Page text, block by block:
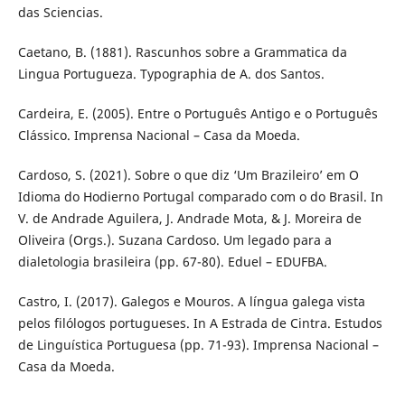
das Sciencias.
Caetano, B. (1881). Rascunhos sobre a Grammatica da
Lingua Portugueza. Typographia de A. dos Santos.
Cardeira, E. (2005). Entre o Português Antigo e o Português
Clássico. Imprensa Nacional – Casa da Moeda.
Cardoso, S. (2021). Sobre o que diz ‘Um Brazileiro’ em O
Idioma do Hodierno Portugal comparado com o do Brasil. In
V. de Andrade Aguilera, J. Andrade Mota, & J. Moreira de
Oliveira (Orgs.). Suzana Cardoso. Um legado para a
dialetologia brasileira (pp. 67-80). Eduel – EDUFBA.
Castro, I. (2017). Galegos e Mouros. A língua galega vista
pelos filólogos portugueses. In A Estrada de Cintra. Estudos
de Linguística Portuguesa (pp. 71-93). Imprensa Nacional –
Casa da Moeda.